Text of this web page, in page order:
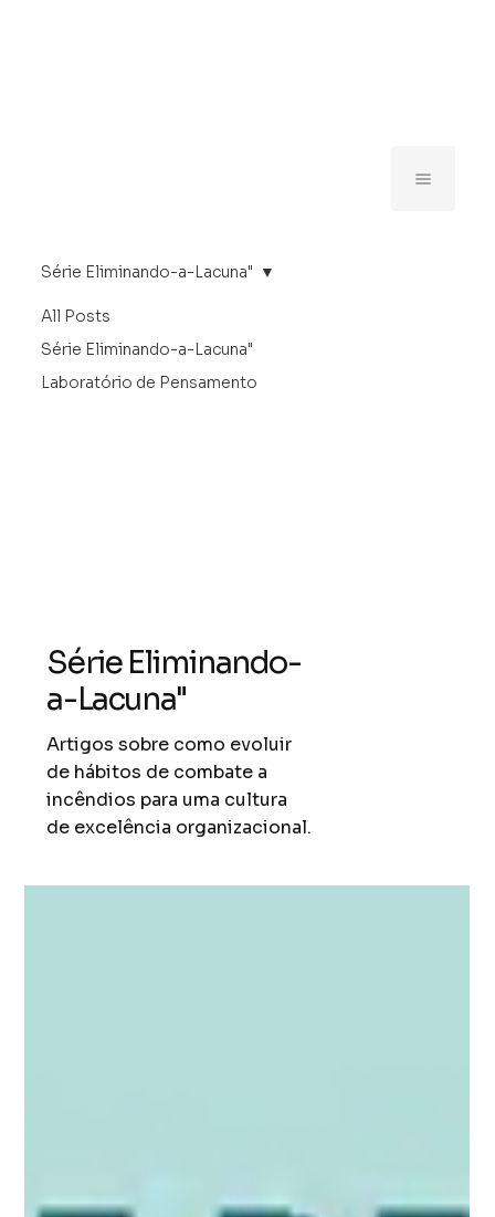
All Posts
Série Eliminando-a-Lacuna"
Laboratório de Pensamento
Série Eliminando-a-Lacuna"
Série Eliminando-
a-Lacuna"
Artigos sobre como evoluir
de hábitos de combate a
incêndios para uma cultura
de excelência organizacional.